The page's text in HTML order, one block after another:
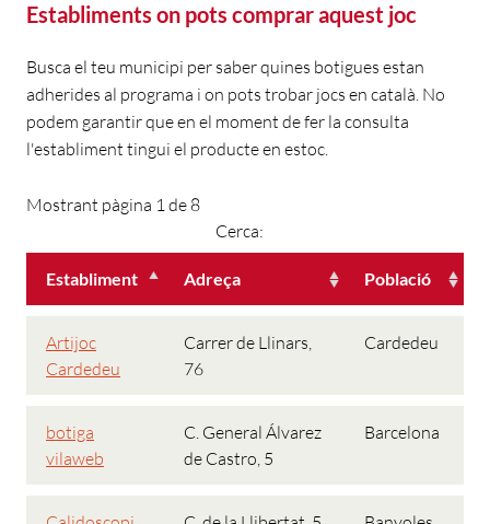
Establiments on pots comprar aquest joc
Busca el teu municipi per saber quines botigues estan
adherides al programa i on pots trobar jocs en català. No
podem garantir que en el moment de fer la consulta
l'establiment tingui el producte en estoc.
Mostrant pàgina 1 de 8
Cerca:
Establiment Adreça Població
Artijoc
Cardedeu
Carrer de Llinars,
76
Cardedeu
botiga
vilaweb
C. General Álvarez
de Castro, 5
Barcelona